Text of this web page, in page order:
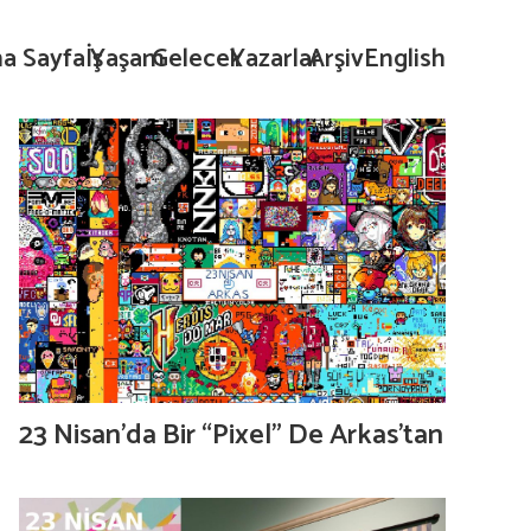
Sayfaİş
YaşamGelecekYazarlarArşivEnglish
23 Nisan’da Bir “Pixel” De Arkas’tan